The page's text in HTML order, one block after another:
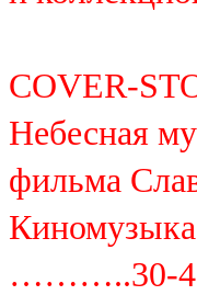
COVER-
Небесная
фильма
………..30-